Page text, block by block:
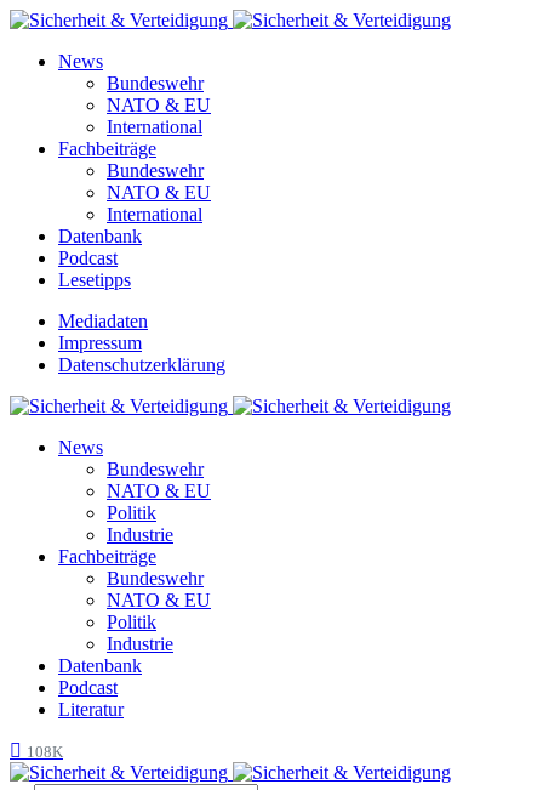
News
Bundeswehr
NATO & EU
International
Fachbeiträge
Bundeswehr
NATO & EU
International
Datenbank
Podcast
Lesetipps
Mediadaten
Impressum
Datenschutzerklärung
News
Bundeswehr
NATO & EU
Politik
Industrie
Fachbeiträge
Bundeswehr
NATO & EU
Politik
Industrie
Datenbank
Podcast
Literatur
108K